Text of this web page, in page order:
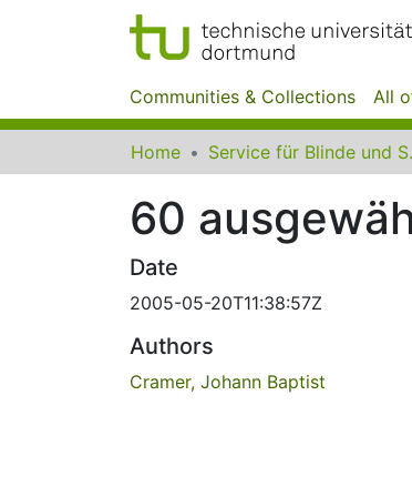
Communities & Collections All
Home
60
Date
2005-05-20T11:38:57Z
Authors
Cramer, Johann Baptist